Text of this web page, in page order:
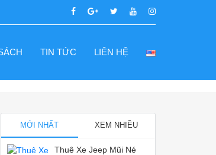
TIN TỨC LIÊN HỆ
MỚI NHẤT XEM NHIỀU
Thuê Xe Jeep Mũi Né